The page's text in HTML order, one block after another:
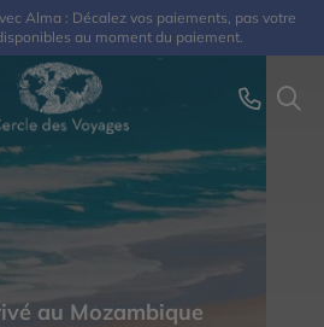
Alma : Décalez vos paiements, pas votre
au moment du paiement.
au Mozambique